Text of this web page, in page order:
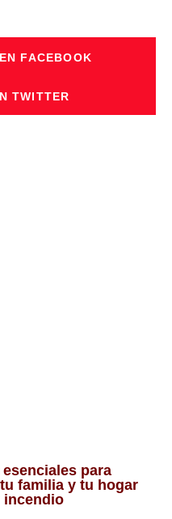
FACEBOOK
TWITTER
para
familia y tu hogar
incendio